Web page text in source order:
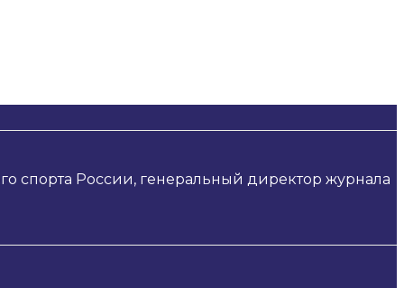
России, генеральный директор журнала